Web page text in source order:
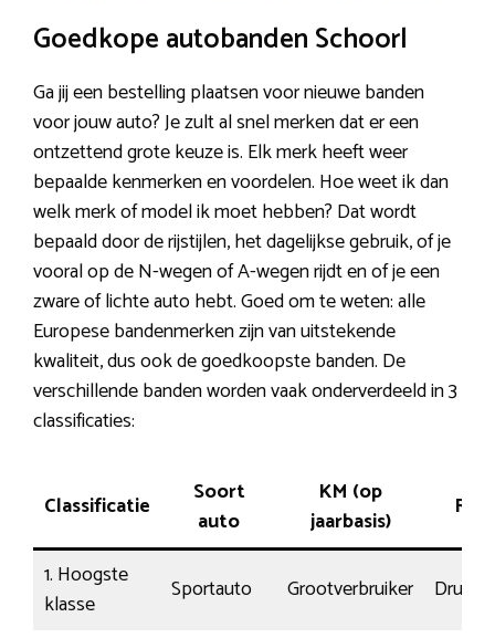
Goedkope autobanden Schoorl
Ga jij een bestelling plaatsen voor nieuwe banden
voor jouw auto? Je zult al snel merken dat er een
ontzettend grote keuze is. Elk merk heeft weer
bepaalde kenmerken en voordelen. Hoe weet ik dan
welk merk of model ik moet hebben? Dat wordt
bepaald door de rijstijlen, het dagelijkse gebruik, of je
vooral op de N-wegen of A-wegen rijdt en of je een
zware of lichte auto hebt. Goed om te weten: alle
Europese bandenmerken zijn van uitstekende
kwaliteit, dus ook de goedkoopste banden. De
verschillende banden worden vaak onderverdeeld in 3
classificaties:
Classificatie
Soort
auto
KM (op
jaarbasis)
1. Hoogste
klasse
Sportauto Grootverbruiker
Druk